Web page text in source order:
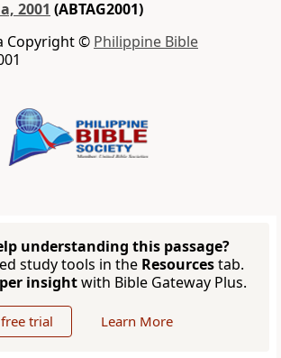
2001 (ABTAG2001)
Copyright © Philippine Bible
understanding this passage?
study tools in the Resourcestab.
insightwith Bible Gateway Plus.
trial Learn More